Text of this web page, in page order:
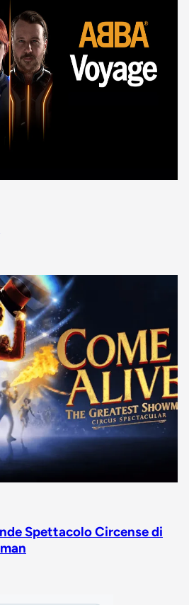
Spettacolo Circense di